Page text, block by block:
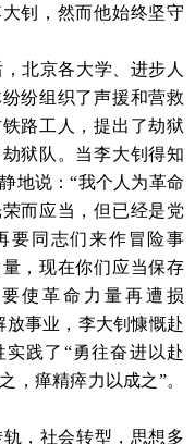
钊，然而他始终坚守
北京各大学、进步人
纷组织了声援和营救
路工人，提出了劫狱
狱队。当李大钊得知
地说：“我个人为革命
而应当，但已经是党
要同志们来作冒险事
，现在你们应当保存
使革命力量再遭损
放事业，李大钊慷慨赴
践了“勇往奋进以赴
，瘅精瘁力以成之”。
，社会转型，思想多